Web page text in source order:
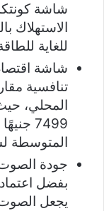
شاشة
الاستهلاك
للغاية
شاشة
تنافسية
المحلي،
7499
المتوسطة
جودة
بفضل
يجعل